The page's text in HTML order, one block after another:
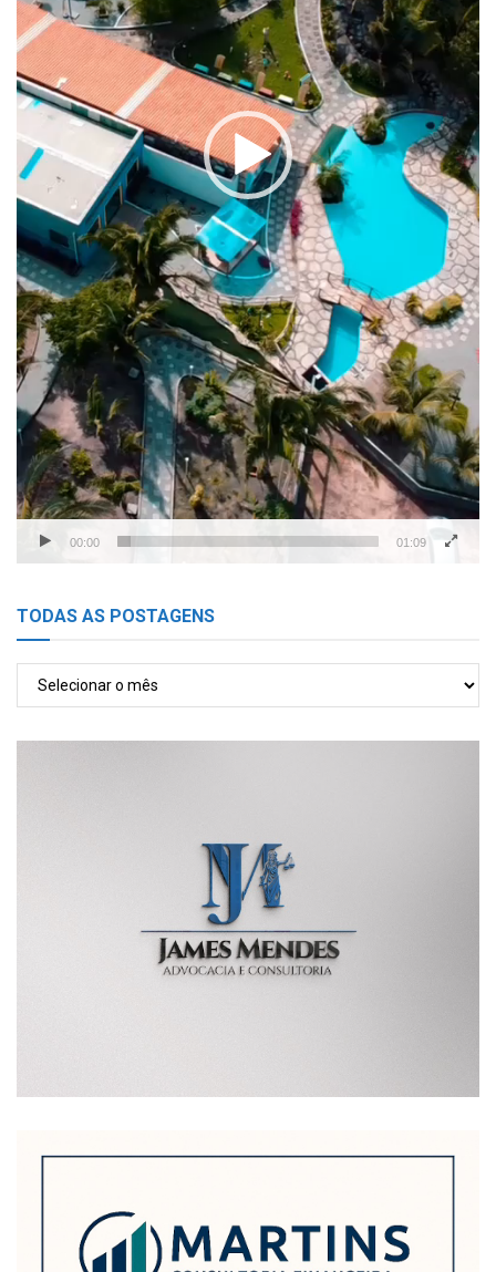
00:00 01:09
TODAS AS POSTAGENS